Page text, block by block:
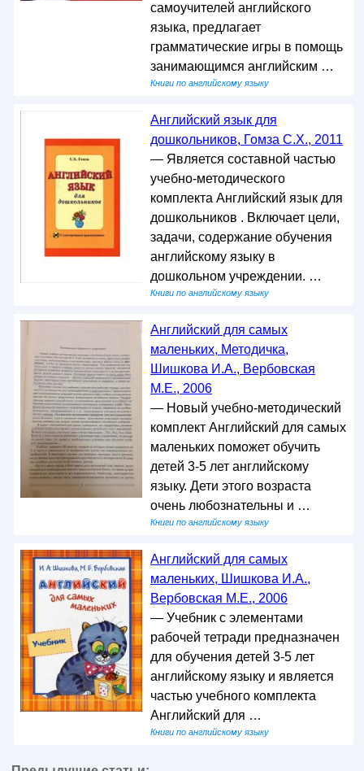
самоучителей английского
языка, предлагает
грамматические игры в помощь
занимающимся английским …
Книги по английскому языку
Английский язык для
дошкольников, Гомза С.Х., 2011
— Является составной частью
учебно-методического
комплекта Английский язык для
дошкольников . Включает цели,
задачи, содержание обучения
английскому языку в
дошкольном учреждении. …
Книги по английскому языку
Английский для самых
маленьких, Методичка,
Шишкова И.А., Вербовская
М.Е., 2006
— Новый учебно-методический
комплект Английский для самых
маленьких поможет обучить
детей 3-5 лет английскому
языку. Дети этого возраста
очень любознательны и …
Книги по английскому языку
Английский для самых
маленьких, Шишкова И.А.,
Вербовская М.Е., 2006
— Учебник с элементами
рабочей тетради предназначен
для обучения детей 3-5 лет
английскому языку и является
частью учебного комплекта
Английский для …
Книги по английскому языку